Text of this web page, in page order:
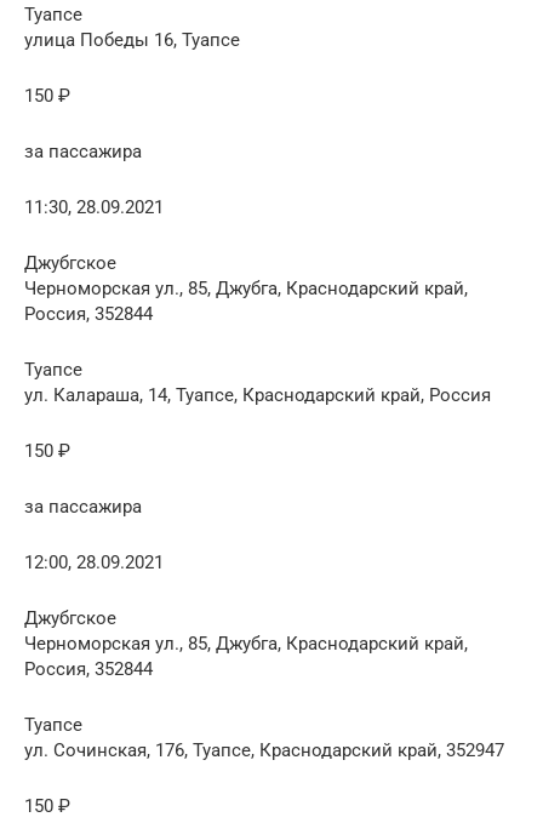
Туапсе
улица Победы 16, Туапсе
150 ₽
за пассажира
11:30, 28.09.2021
Джубгское
Черноморская ул., 85, Джубга, Краснодарский край,
Россия, 352844
Туапсе
ул. Калараша, 14, Туапсе, Краснодарский край, Россия
150 ₽
за пассажира
12:00, 28.09.2021
Джубгское
Черноморская ул., 85, Джубга, Краснодарский край,
Россия, 352844
Туапсе
ул. Сочинская, 176, Туапсе, Краснодарский край, 352947
150 ₽